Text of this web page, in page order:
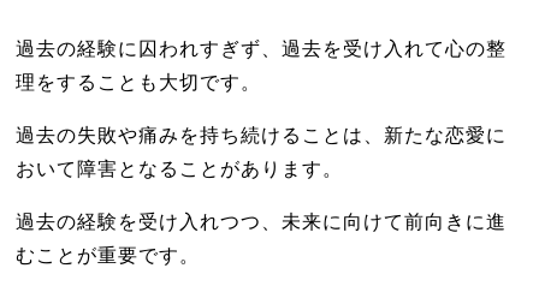
過去の経験に囚われすぎず、過去を受け入れて心の整
理をすることも大切です。
過去の失敗や痛みを持ち続けることは、新たな恋愛に
おいて障害となることがあります。
過去の経験を受け入れつつ、未来に向けて前向きに進
むことが重要です。